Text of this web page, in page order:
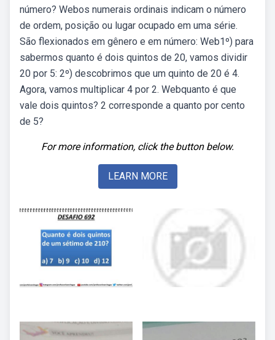
número? Webos numerais ordinais indicam o número
de ordem, posição ou lugar ocupado em uma série.
São flexionados em gênero e em número: Web1º) para
sabermos quanto é dois quintos de 20, vamos dividir
20 por 5: 2º) descobrimos que um quinto de 20 é 4.
Agora, vamos multiplicar 4 por 2. Webquanto é que
vale dois quintos? 2 corresponde a quanto por cento
de 5?
For more information, click the button below.
LEARN MORE